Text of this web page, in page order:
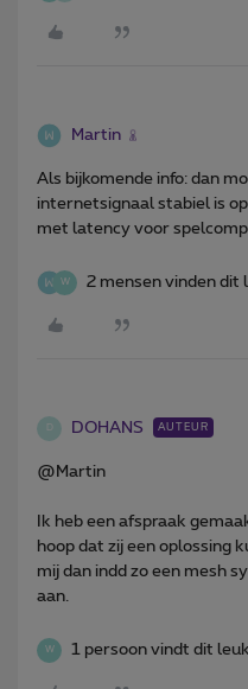
Martin
Als bijkomende info: dan
internetsignaal stabiel is
met latency voor
W 2 mensen vinden dit
D DOHANS AUTEUR
@Martin
Ik heb een afspraak
hoop dat zij een oplossing
mij dan indd zo een mesh
aan.
W 1 persoon vindt dit leuk